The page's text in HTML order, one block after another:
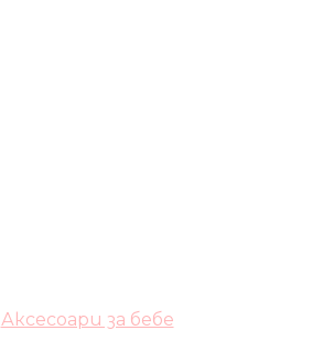
Аксесоари за бебе